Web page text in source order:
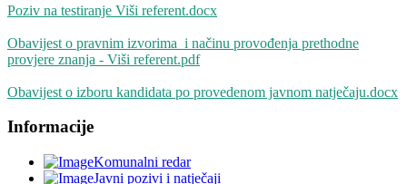
Poziv na testiranje Viši referent.docx
Obavijest o pravnim izvorima i načinu provođenja prethodne
provjere znanja - Viši referent.pdf
Obavijest o izboru kandidata po provedenom javnom natječaju.docx
Informacije
Komunalni redar
Javni pozivi i natječaji